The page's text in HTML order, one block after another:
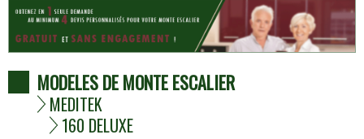
MODELES DE MONTE ESCALIER
MEDITEK
160 DELUXE